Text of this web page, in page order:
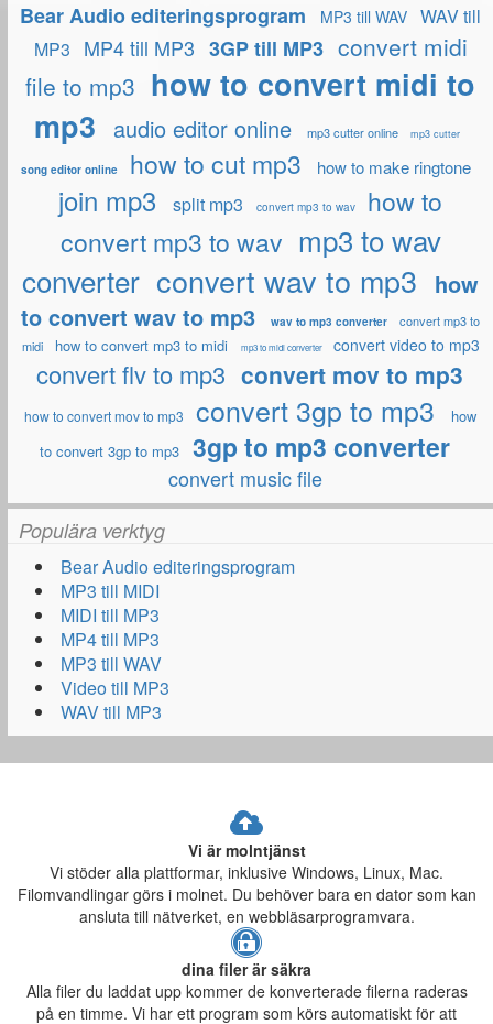
Bear Audio editeringsprogram MP3 till WAV WAV till
MP3
MP4 till MP3 3GP till MP3 convert midi
file to mp3 how to convert midi to
mp3
audio editor online mp3 cutter online mp3 cutter
song editor online how to cut mp3 how to make ringtone
join mp3 split mp3 convert mp3 to wav
how to
convert mp3 to wav mp3 to wav
converter convert wav to mp3
how
to convert wav to mp3
wav to mp3 converter
convert mp3 to
midi
how to convert mp3 to midi mp3 to midi converter convert video to mp3
convert flv to mp3 convert mov to mp3
how to convert mov to mp3 convert 3gp to mp3
how
to convert 3gp to mp3
3gp to mp3 converter
convert music file
Populära verktyg
Bear Audio editeringsprogram
MP3 till MIDI
MIDI till MP3
MP4 till MP3
MP3 till WAV
Video till MP3
WAV till MP3
Vi är molntjänst
Vi stöder alla plattformar, inklusive Windows, Linux, Mac.
Filomvandlingar görs i molnet. Du behöver bara en dator som kan
ansluta till nätverket, en webbläsarprogramvara.
dina filer är säkra
Alla filer du laddat upp kommer de konverterade filerna raderas
på en timme. Vi har ett program som körs automatiskt för att